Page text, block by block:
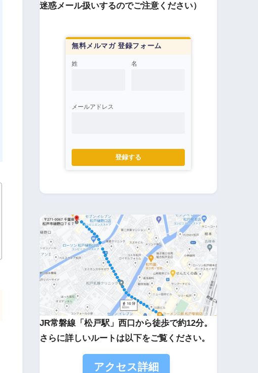
迷惑メール扱いするのでご注意ください）
無料メルマガ 登録フォーム
姓 名
メールアドレス
登録する
JR常磐線「松戸駅」西口から徒歩で約12分。
さらに詳しいルートは以下をご覧ください。
アクセス詳細